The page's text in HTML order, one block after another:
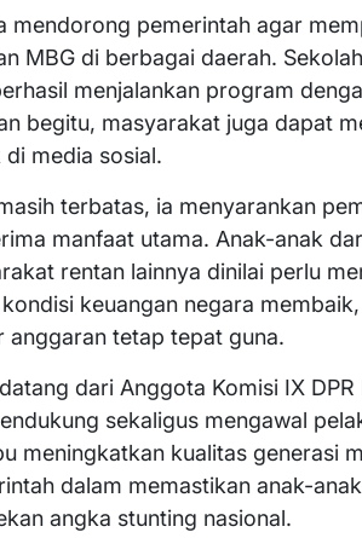
mendorong pemerintah agar
MBG di berbagai daerah.
menjalankan program
begitu, masyarakat juga dapat
media sosial.
terbatas, ia menyarankan
manfaat utama. Anak-anak
rentan lainnya dinilai perlu
keuangan negara
tetap tepat guna.
dari Anggota Komisi IX
sekaligus mengawal
meningkatkan kualitas generasi
dalam memastikan anak-
angka stunting nasional.